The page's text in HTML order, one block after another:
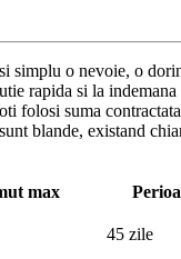
simplu o nevoie, o
rapida si la
folosi suma
blande, existand
max
45 zile